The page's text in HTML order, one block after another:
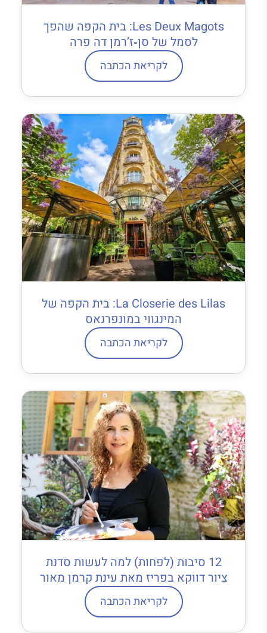
Les Deux Magots: בית הקפה שהפך
לסמל של סן‐ז’רמן דה פרה
לקריאת הכתבה
La Closerie des Lilas: בית הקפה של
המינגווי במונפרנאס
לקריאת הכתבה
12 סיבות (לפחות) למה לעשות סדנת
ציור דווקא בפריז מאת עינת קרמן מאור
לקריאת הכתבה